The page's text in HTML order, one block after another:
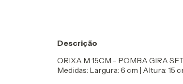
Descrição
ORIXA M 15CM - POMBA GIRA
Medidas: Largura: 6 cm | Altura: 15